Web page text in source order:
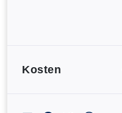
Kosten